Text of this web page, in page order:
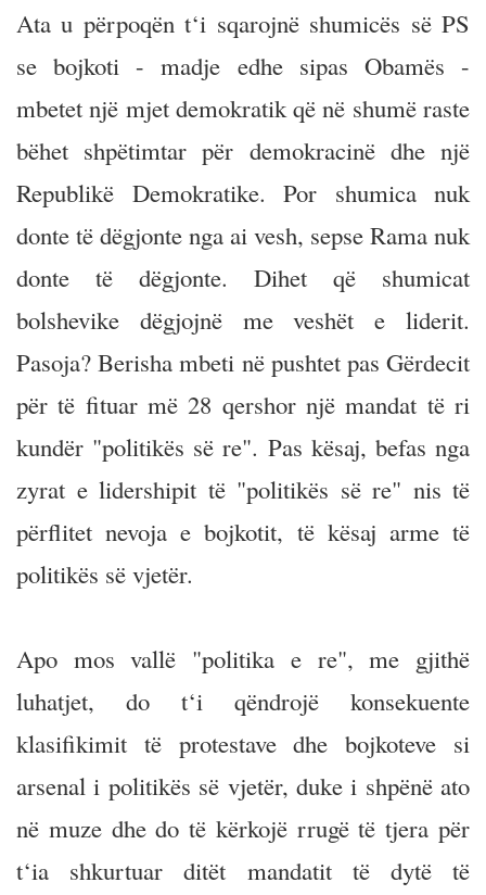
Ata u përpoqën t‘i sqarojnë shumicës së PS
se bojkoti - madje edhe sipas Obamës -
mbetet një mjet demokratik që në shumë raste
bëhet shpëtimtar për demokracinë dhe një
Republikë Demokratike. Por shumica nuk
donte të dëgjonte nga ai vesh, sepse Rama nuk
donte të dëgjonte. Dihet që shumicat
bolshevike dëgjojnë me veshët e liderit.
Pasoja? Berisha mbeti në pushtet pas Gërdecit
për të fituar më 28 qershor një mandat të ri
kundër "politikës së re". Pas kësaj, befas nga
zyrat e lidershipit të "politikës së re" nis të
përflitet nevoja e bojkotit, të kësaj arme të
politikës së vjetër.
Apo mos vallë "politika e re", me gjithë
luhatjet, do t‘i qëndrojë konsekuente
klasifikimit të protestave dhe bojkoteve si
arsenal i politikës së vjetër, duke i shpënë ato
në muze dhe do të kërkojë rrugë të tjera për
t‘ia shkurtuar ditët mandatit të dytë të